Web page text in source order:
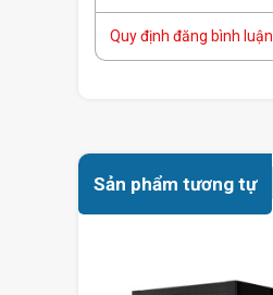
Quy định đăng bình luận
Sản phẩm tương tự